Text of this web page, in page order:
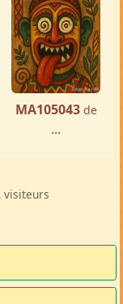
MA105043 de
...
visiteurs